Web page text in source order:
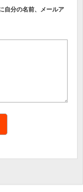
自分の名前、メールア